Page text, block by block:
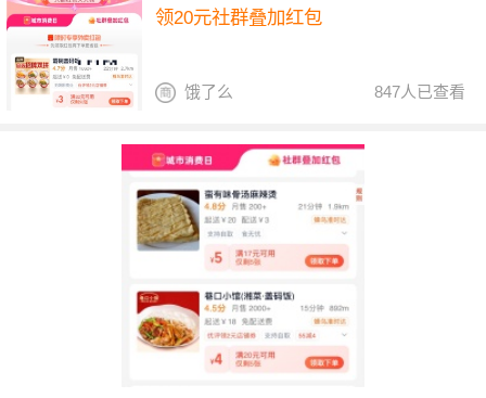
领20元社群叠加红包
847人已查看
饿了么